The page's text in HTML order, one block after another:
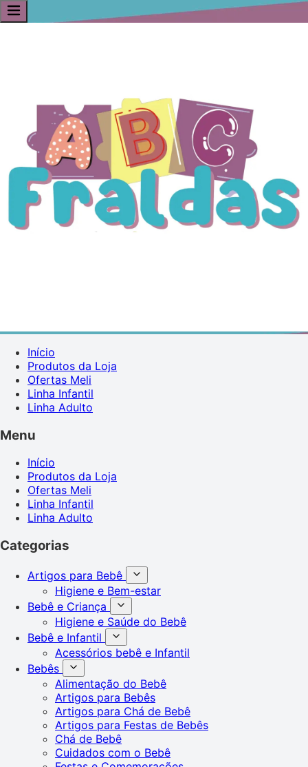
Início
Produtos da Loja
Ofertas Meli
Linha Infantil
Linha Adulto
Menu
Início
Produtos da Loja
Ofertas Meli
Linha Infantil
Linha Adulto
Categorias
Artigos para Bebê
Higiene e Bem-estar
Bebê e Criança
Higiene e Saúde do Bebê
Bebê e Infantil
Acessórios bebê e Infantil
Bebês
Alimentação do Bebê
Artigos para Bebês
Artigos para Chá de Bebê
Artigos para Festas de Bebês
Chá de Bebê
Cuidados com o Bebê